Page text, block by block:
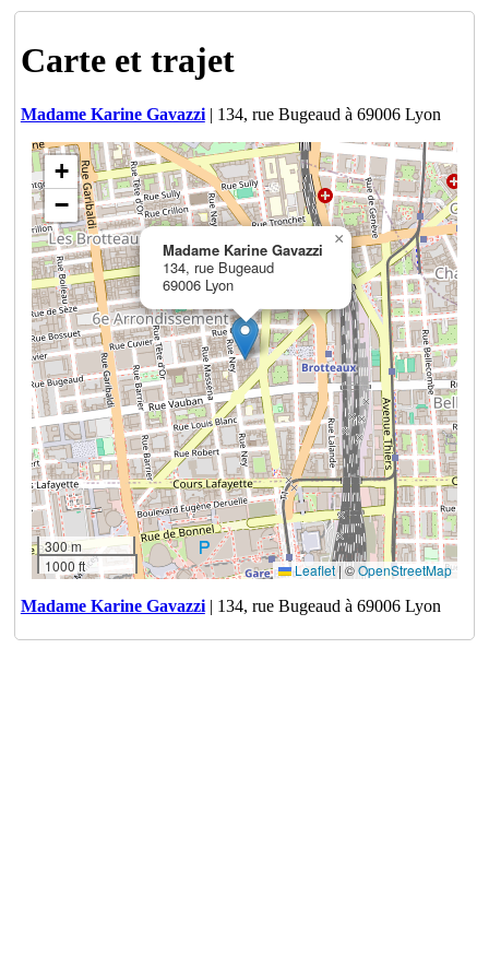
Carte et trajet
Madame Karine Gavazzi| 134, rue Bugeaud à 69006 Lyon
Madame Karine Gavazzi
134, rue Bugeaud
69006 Lyon
×
+
−
300 m
1000 ft
Leaflet|©OpenStreetMap
Madame Karine Gavazzi| 134, rue Bugeaud à 69006 Lyon